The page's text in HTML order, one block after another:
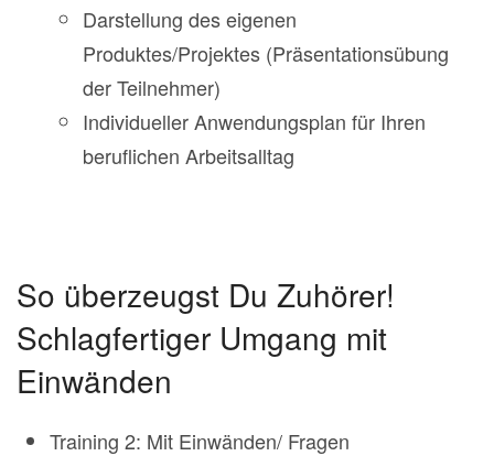
Darstellung des eigenen
Produktes/Projektes (Präsentationsübung
der Teilnehmer)
Individueller Anwendungsplan für Ihren
beruflichen Arbeitsalltag
So überzeugst Du Zuhörer!
Schlagfertiger Umgang mit
Einwänden
Training 2: Mit Einwänden/ Fragen